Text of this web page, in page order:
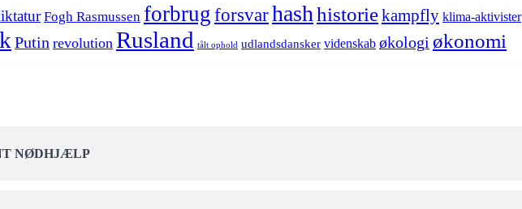
Fogh Rasmussen forbrugforsvarhash historiekampfly klima-aktivister
Putin revolution Rusland tålt ophold udlandsdansker videnskab økologi økonomi
NØDHJÆLP